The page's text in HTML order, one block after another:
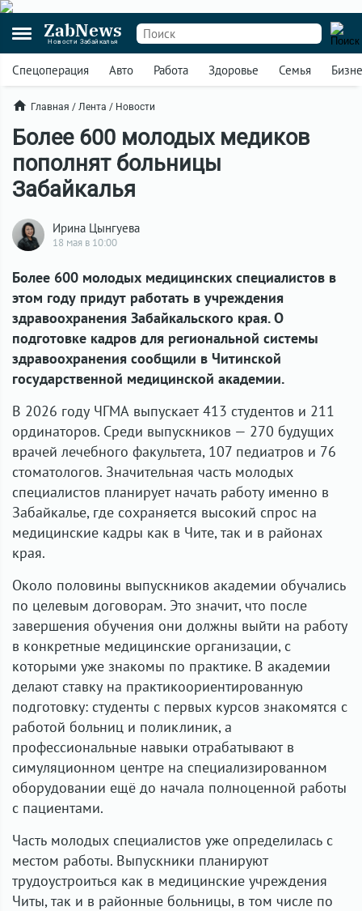
ZabNews
Новости Забайкалья
Спецоперация Авто Работа Здоровье Семья
Главная / Лента / Новости
Более 600 молодых медиков
пополнят больницы
Забайкалья
Ирина Цынгуева
18 мая в 10:00
Более 600 молодых медицинских специалистов в
этом году придут работать в учреждения
здравоохранения Забайкальского края. О
подготовке кадров для региональной системы
здравоохранения сообщили в Читинской
государственной медицинской академии.
В 2026 году ЧГМА выпускает 413 студентов и 211
ординаторов. Среди выпускников — 270 будущих
врачей лечебного факультета, 107 педиатров и 76
стоматологов. Значительная часть молодых
специалистов планирует начать работу именно в
Забайкалье, где сохраняется высокий спрос на
медицинские кадры как в Чите, так и в районах
края.
Около половины выпускников академии обучались
по целевым договорам. Это значит, что после
завершения обучения они должны выйти на работу
в конкретные медицинские организации, с
которыми уже знакомы по практике. В академии
делают ставку на практикоориентированную
подготовку: студенты с первых курсов знакомятся с
работой больниц и поликлиник, а
профессиональные навыки отрабатывают в
симуляционном центре на специализированном
оборудовании ещё до начала полноценной работы
с пациентами.
Часть молодых специалистов уже определилась с
местом работы. Выпускники планируют
трудоустроиться как в медицинские учреждения
Читы, так и в районные больницы, в том числе по